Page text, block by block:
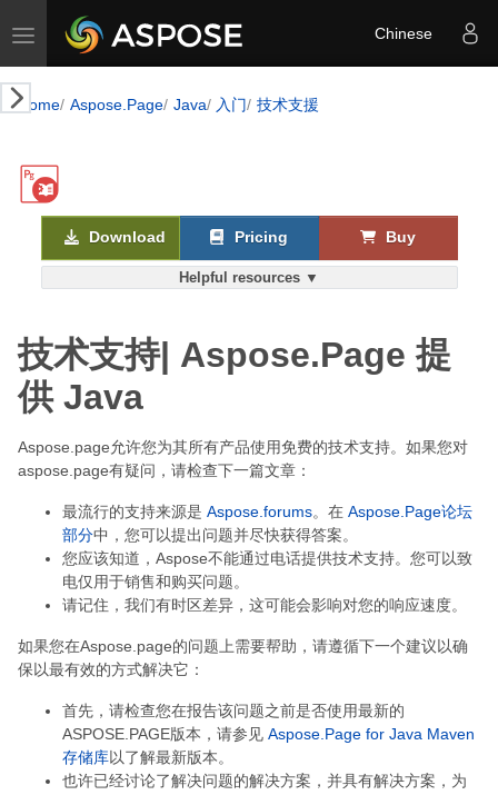
Toggle navigation Chinese
Home Aspose.Page Java 入门 技术支援
Helpful resources ▼
Download Pricing Buy
技术支持| Aspose.Page 提
供 Java
Aspose.page允许您为其所有产品使用免费的技术支持。如果您对
aspose.page有疑问，请检查下一篇文章：
最流行的支持来源是 Aspose.forums。在 Aspose.Page论坛
部分中，您可以提出问题并尽快获得答案。
您应该知道，Aspose不能通过电话提供技术支持。您可以致
电仅用于销售和购买问题。
请记住，我们有时区差异，这可能会影响对您的响应速度。
如果您在Aspose.page的问题上需要帮助，请遵循下一个建议以确
保以最有效的方式解决它：
首先，请检查您在报告该问题之前是否使用最新的
ASPOSE.PAGE版本，请参见 Aspose.Page for Java Maven
存储库以了解最新版本。
也许已经讨论了解决问题的解决方案，并具有解决方案，为